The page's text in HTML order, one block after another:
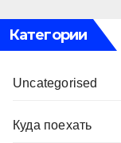
Категории
Uncategorised
Куда поехать